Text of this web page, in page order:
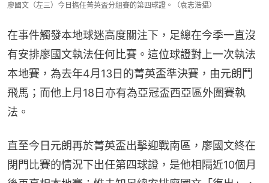
廖國文（左三）今日擔任菁英盃分組賽的第四球證。（袁志浩攝）
在事件觸發本地球迷高度關注下，足總在今季一直沒
有安排廖國文執法任何比賽。這位球證對上一次執法
本地賽，為去年4月13日的菁英盃準決賽，由元朗鬥
飛馬；而他上月18日亦有為亞冠盃西亞區外圍賽執
法。
直至今日元朗再於菁英盃出擊迎戰南區，廖國文終在
閉門比賽的情況下出任第四球證，是他相隔近10個月